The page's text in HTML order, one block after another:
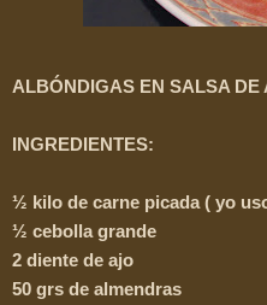
ALBÓNDIGAS EN SALSA DE
INGREDIENTES:
½ kilo de carne picada ( yo
½ cebolla grande
2 diente de ajo
50 grs de almendras